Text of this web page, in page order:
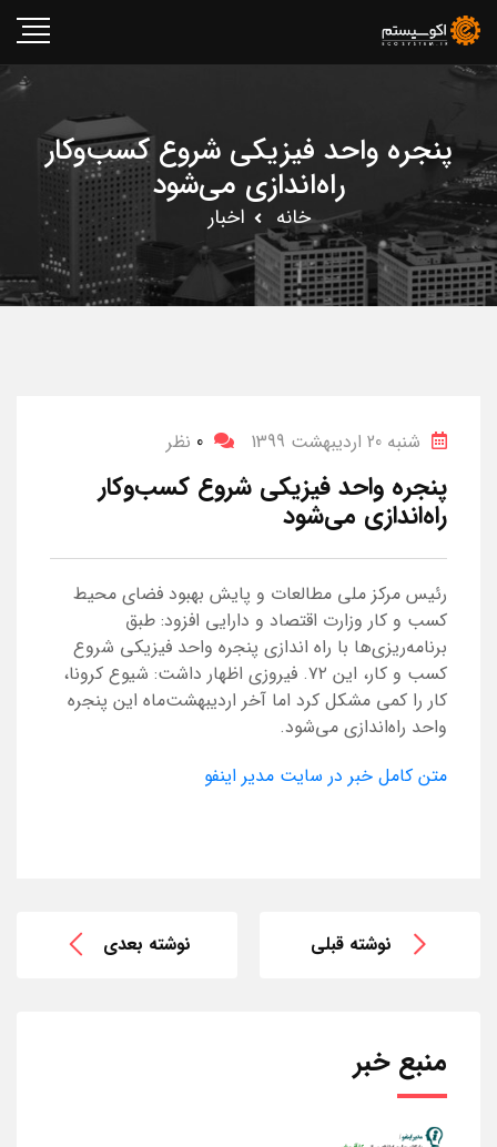
پنجره واحد فیزیکی شروع کسب‌وکار
راه‌اندازی می‌شود
خانه اخبار
شنبه 20 اردیبهشت 1399 0 نظر
پنجره واحد فیزیکی شروع کسب‌وکار
راه‌اندازی می‌شود
رئیس مرکز ملی مطالعات و پایش بهبود فضای محیط
کسب و کار وزارت اقتصاد و دارایی افزود: طبق
برنامه‌ریزی‌ها با راه اندازی پنجره واحد فیزیکی شروع
کسب و کار، این ۷۲. فیروزی اظهار داشت: شیوع کرونا،
کار را کمی مشکل کرد اما آخر اردیبهشت‌ماه این پنجره
واحد راه‌اندازی می‌شود.
متن کامل خبر در سایت مدیر اینفو
نوشته قبلی نوشته بعدی
منبع خبر